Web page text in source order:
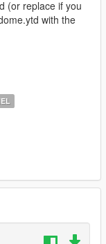
(or replace if you
with the